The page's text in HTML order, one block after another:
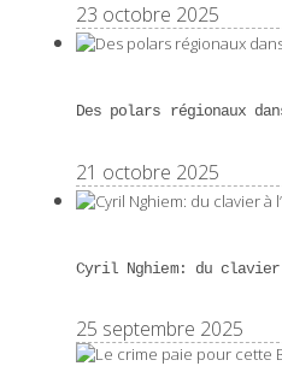
23 octobre 2025
Des polars régionaux
21 octobre 2025
Cyril Nghiem: du
25 septembre 2025